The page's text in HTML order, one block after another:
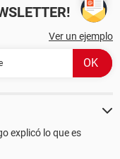
Ver un ejemplo
explicó lo que es